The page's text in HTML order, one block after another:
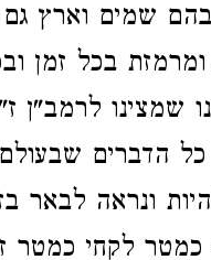
שמים וארץ
בכל זמן
שמצינו לרמב"ן
הדברים
ונראה לבאר
כמטר לקחי כמטר